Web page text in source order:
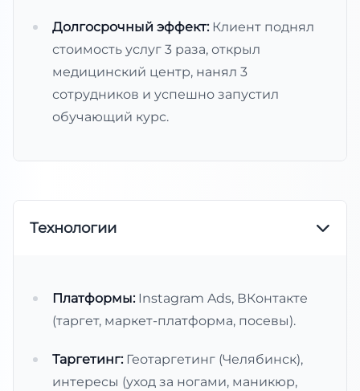
Долгосрочный эффект:Клиент поднял
стоимость услуг 3 раза, открыл
медицинский центр, нанял 3
сотрудников и успешно запустил
обучающий курс.
Технологии
Платформы:Instagram Ads, ВКонтакте
(таргет, маркет-платформа, посевы).
Таргетинг:Геотаргетинг (Челябинск),
интересы (уход за ногами, маникюр,